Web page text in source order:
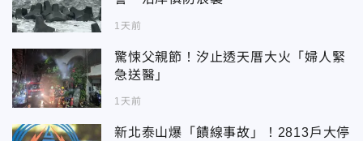
1天前
驚悚父親節！汐止透天厝大火「婦人緊
急送醫」
1天前
新北泰山爆「饋線事故」！2813戶大停